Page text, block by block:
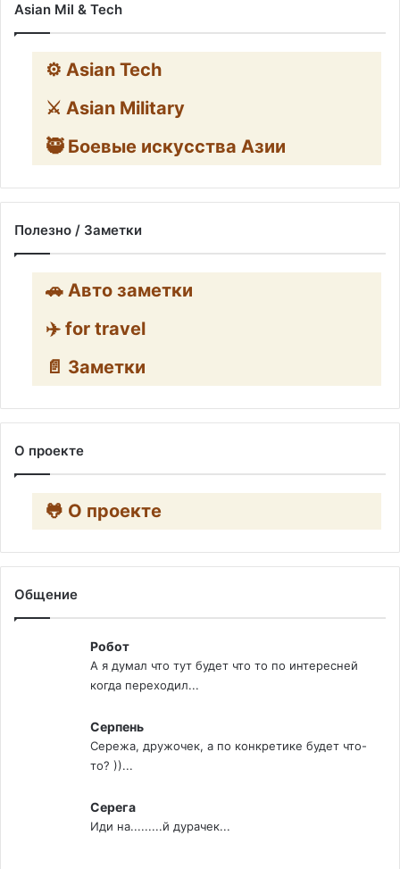
Asian Mil & Tech
⚙️ Asian Tech
⚔️ Asian Military
🥷 Боевые искусства Азии
Полезно / Заметки
🚗 Авто заметки
✈️ for travel
📄 Заметки
О проекте
🐸 О проекте
Общение
Робот
А я думал что тут будет что то по интересней
когда переходил...
Серпень
Сережа, дружочек, а по конкретике будет что-
то? ))...
Серега
Иди на.........й дурачек...